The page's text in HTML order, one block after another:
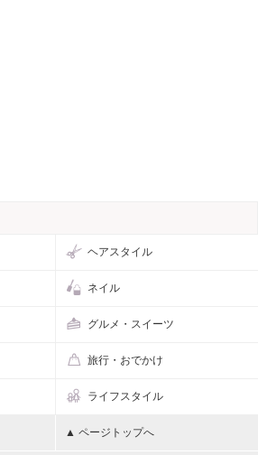
ヘアスタイル
ネイル
グルメ・スイーツ
旅行・おでかけ
ライフスタイル
▲ ページトップへ